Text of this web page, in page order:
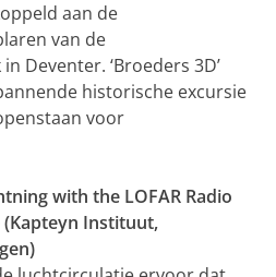
aan de
van de
Deventer. ‘Broeders 3D’
historische excursie
voor
with the LOFAR Radio
(Kapteyn Instituut,